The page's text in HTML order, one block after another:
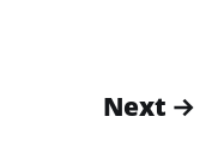
Next →